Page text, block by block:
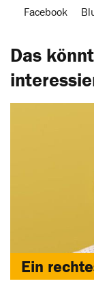
Facebook
Das
Ein